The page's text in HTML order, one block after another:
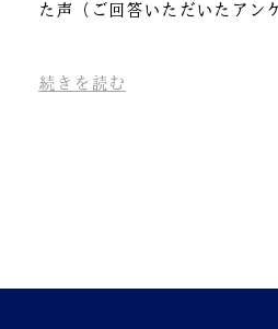
た声（ご回答いただいたアン
続きを読む